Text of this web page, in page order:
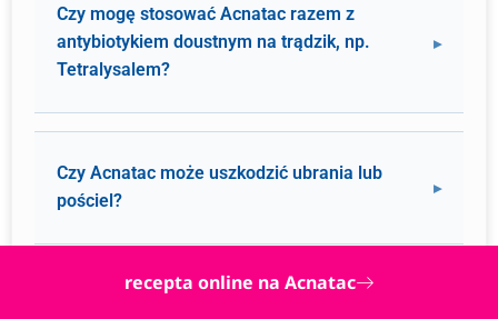
Czy mogę stosować Acnatac razem z
antybiotykiem doustnym na trądzik, np.
Tetralysalem?
Czy Acnatac może uszkodzić ubrania lub
pościel?
recepta online na Acnatac